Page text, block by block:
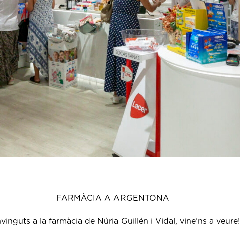
FARMÀCIA A ARGENTONA
a la farmàcia de Núria Guillén i Vidal, vine’ns a veure!